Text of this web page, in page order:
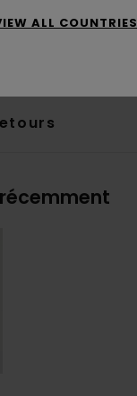
ALL COUNTRIES